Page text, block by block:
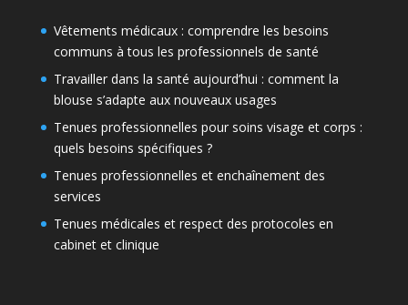
Vêtements médicaux : comprendre les besoins
communs à tous les professionnels de santé
Travailler dans la santé aujourd’hui : comment la
blouse s’adapte aux nouveaux usages
Tenues professionnelles pour soins visage et corps :
quels besoins spécifiques ?
Tenues professionnelles et enchaînement des
services
Tenues médicales et respect des protocoles en
cabinet et clinique